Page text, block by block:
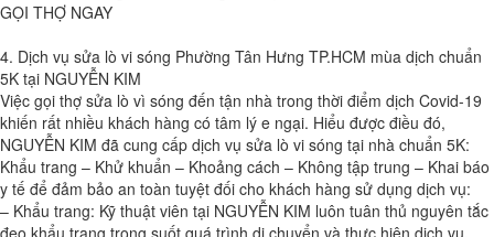
GỌI THỢ NGAY
4. Dịch vụ sửa lò vi sóng Phường Tân Hưng TP.HCM mùa dịch chuẩn
5K tại NGUYỄN KIM
Việc gọi thợ sửa lò vì sóng đến tận nhà trong thời điểm dịch Covid-19
khiến rất nhiều khách hàng có tâm lý e ngại. Hiểu được điều đó,
NGUYỄN KIM đã cung cấp dịch vụ sửa lò vi sóng tại nhà chuẩn 5K:
Khẩu trang – Khử khuẩn – Khoảng cách – Không tập trung – Khai báo
y tế để đảm bảo an toàn tuyệt đối cho khách hàng sử dụng dịch vụ:
– Khẩu trang: Kỹ thuật viên tại NGUYỄN KIM luôn tuân thủ nguyên tắc
đeo khẩu trang trong suốt quá trình di chuyển và thực hiện dịch vụ.